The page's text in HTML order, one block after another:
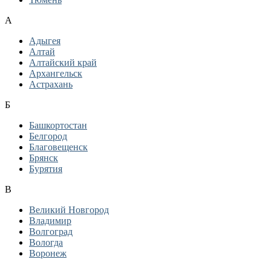
А
Адыгея
Алтай
Алтайский край
Архангельск
Астрахань
Б
Башкортостан
Белгород
Благовещенск
Брянск
Бурятия
В
Великий Новгород
Владимир
Волгоград
Вологда
Воронеж